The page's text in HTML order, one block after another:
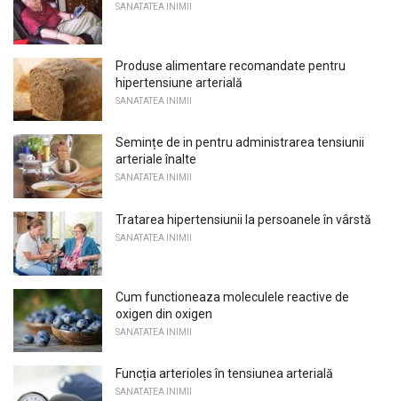
SANATATEA INIMII
Produse alimentare recomandate pentru
hipertensiune arterială
SANATATEA INIMII
Semințe de in pentru administrarea tensiunii
arteriale înalte
SANATATEA INIMII
Tratarea hipertensiunii la persoanele în vârstă
SANATATEA INIMII
Cum functioneaza moleculele reactive de
oxigen din oxigen
SANATATEA INIMII
Funcția arterioles în tensiunea arterială
SANATATEA INIMII